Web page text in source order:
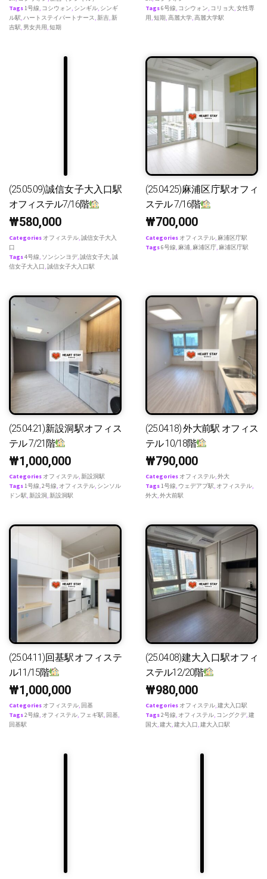
Tags1号線, コシウォン, シンギル, シンギ
ル駅,ハートステイパートナース,新吉,新
吉駅, 男女共用,短期
Tags6号線, コシウォン, コリョ大,女性専
用,短期,高麗大学,高麗大学駅
(25.05.09)誠信女子大入口駅
オフィステル7/16階
₩580,000
Categories オフィステル 誠信女子大入
口
Tags4号線 ソンシンヨデ 誠信女子大 誠
信女子大入口 誠信女子大入口駅
(25.04.25)麻浦区庁駅オフィ
ステル 7/16階
₩700,000
Categories オフィステル 麻浦区庁駅
Tags6号線 麻浦 麻浦区庁 麻浦区庁駅
(25.04.21)新設洞駅オフィス
テル 7/21階
₩1,000,000
Categories オフィステル,新設洞駅
Tags1号線,2号線, オフィステル, シンソル
ドン駅,新設洞,新設洞駅
(25.04.18) 外大前駅 オフィス
テル 10/18階
₩790,000
Categories オフィステル,外大
Tags1号線, ウェデアプ駅, オフィステル,
外大,外大前駅
(25.04.11)回基駅オフィステ
ル11/15階
₩1,000,000
Categories オフィステル, 回基
Tags2号線, オフィステル, フェギ駅, 回基,
回基駅
(25.04.08)建大入口駅オフィ
ステル12/20階
₩980,000
Categories オフィステル,建大入口駅
Tags2号線, オフィステル, コングクデ,建
国大,建大,建大入口,建大入口駅